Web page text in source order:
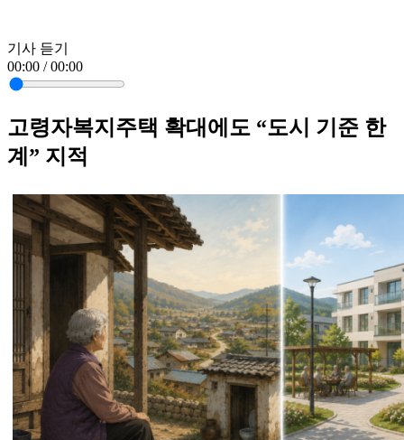
기사 듣기
00:00 / 00:00
고령자복지주택 확대에도 “도시 기준 한
계” 지적